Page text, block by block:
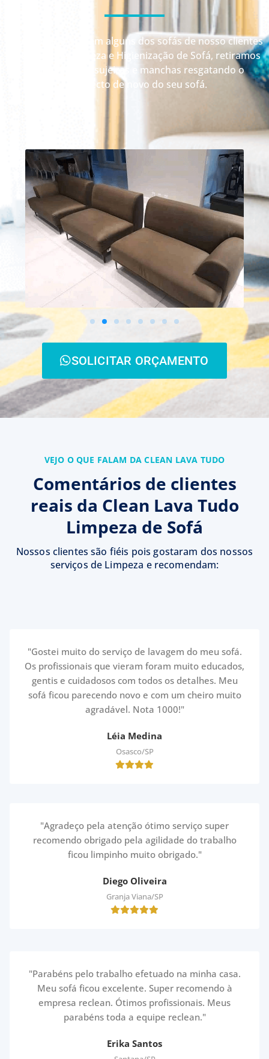
Veja como ficaram alguns dos sofás de nosso clientes
depois da Limpeza e Higienização de Sofá, retiramos
até 99% das sujeiras e manchas resgatando o
aspecto de novo do seu sofá.
SOLICITAR ORÇAMENTO
VEJO O QUE FALAM DA CLEAN LAVA TUDO
Comentários de clientes
reais da Clean Lava Tudo
Limpeza de Sofá
Nossos clientes são fiéis pois gostaram dos nossos
serviços de Limpeza e recomendam:
"Gostei muito do serviço de lavagem do meu sofá.
Os profissionais que vieram foram muito educados,
gentis e cuidadosos com todos os detalhes. Meu
sofá ficou parecendo novo e com um cheiro muito
agradável. Nota 1000!"
Léia Medina
Osasco/SP
"Agradeço pela atenção ótimo serviço super
recomendo obrigado pela agilidade do trabalho
ficou limpinho muito obrigado."
Diego Oliveira
Granja Viana/SP
"Parabéns pelo trabalho efetuado na minha casa.
Meu sofá ficou excelente. Super recomendo à
empresa reclean. Ótimos profissionais. Meus
parabéns toda a equipe reclean."
Erika Santos